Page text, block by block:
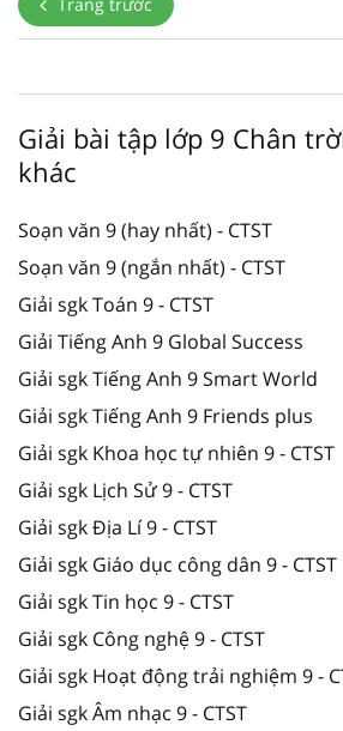
Giải bài tập lớp 9 Chân
khác
Soạn văn 9 (hay nhất) - CTST
Soạn văn 9 (ngắn nhất) - CTST
Giải sgk Toán 9 - CTST
Giải Tiếng Anh 9 Global Success
Giải sgk Tiếng Anh 9 Smart World
Giải sgk Tiếng Anh 9 Friends plus
Giải sgk Khoa học tự nhiên 9 - CTST
Giải sgk Lịch Sử 9 - CTST
Giải sgk Địa Lí 9 - CTST
Giải sgk Giáo dục công dân 9 - CTST
Giải sgk Tin học 9 - CTST
Giải sgk Công nghệ 9 - CTST
Giải sgk Hoạt động trải nghiệm 9 -
Giải sgk Âm nhạc 9 - CTST